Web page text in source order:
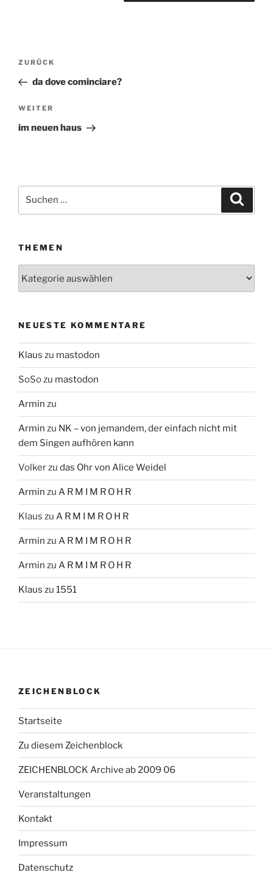
Beitragsnavigation
Vorheriger
Beitrag
ZURÜCK
da dove cominciare?
Nächster
Beitrag
WEITER
im neuen haus
Suchen
THEMEN
NEUESTE KOMMENTARE
Klaus zu mastodon
SoSozu mastodon
Armin zu
Armin zu NK – von jemandem, der einfach nicht mit
dem Singen aufhören kann
Volkerzu das Ohr von Alice Weidel
Armin zu A R M I M R O H R
Klaus zu A R M I M R O H R
Armin zu A R M I M R O H R
Armin zu A R M I M R O H R
Klaus zu 1551
ZEICHENBLOCK
Startseite
Zu diesem Zeichenblock
ZEICHENBLOCK Archive ab 2009 06
Veranstaltungen
Kontakt
Impressum
Datenschutz